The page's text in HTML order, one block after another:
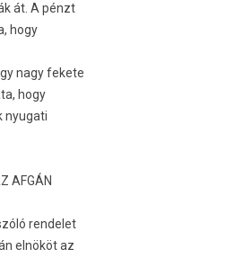
át. A pénzt
hogy
nagy fekete
hogy
nyugati
AFGÁN
re­ndelet
elnököt az